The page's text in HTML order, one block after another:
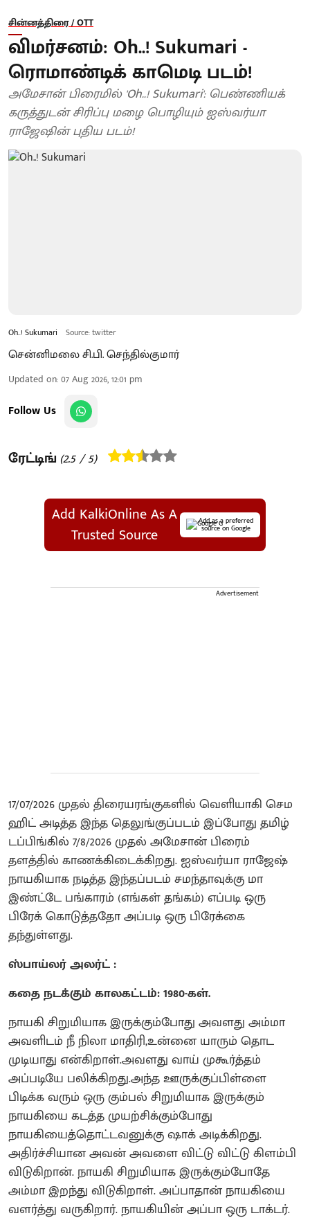
சின்னத்திரை / OTT
விமர்சனம்: Oh..! Sukumari -
ரொமாண்டிக் காமெடி படம்!
அமேசான் பிரைமில் 'Oh..! Sukumari': பெண்ணியக்
கருத்துடன் சிரிப்பு மழை பொழியும் ஐஸ்வர்யா
ராஜேஷின் புதிய படம்!
Oh..! Sukumari Source: twitter
சென்னிமலை சி.பி. செந்தில்குமார்
Updated on:07 Aug 2026, 12:01 pm
Follow Us
ரேட்டிங் (2.5/ 5)
Add KalkiOnline As A
Trusted Source
Add as a preferred
source on Google
Advertisement
17/07/2026 முதல் திரையரங்குகளில் வெளியாகி செம
ஹிட் அடித்த இந்த தெலுங்குப்படம் இப்போது தமிழ்
டப்பிங்கில் 7/8/2026 முதல் அமேசான் பிரைம்
தளத்தில் காணக்கிடைக்கிறது. ஐஸ்வர்யா ராஜேஷ்
நாயகியாக நடித்த இந்தப்படம் சமந்தாவுக்கு மா
இண்ட்டே பங்காரம் (எங்கள் தங்கம்) எப்படி ஒரு
பிரேக் கொடுத்ததோ அப்படி ஒரு பிரேக்கை
தந்துள்ளது.
ஸ்பாய்லர் அலர்ட் :
கதை நடக்கும் காலகட்டம்: 1980-கள்.
நாயகி சிறுமியாக இருக்கும்போது அவளது அம்மா
அவளிடம் நீ நிலா மாதிரி,உன்னை யாரும் தொட
முடியாது என்கிறாள்.அவளது வாய் முகூர்த்தம்
அப்படியே பலிக்கிறது.அந்த ஊருக்குப்பிள்ளை
பிடிக்க வரும் ஒரு கும்பல் சிறுமியாக இருக்கும்
நாயகியை கடத்த முயற்சிக்கும்போது
நாயகியைத்தொட்டவனுக்கு ஷாக் அடிக்கிறது.
அதிர்ச்சியான அவன் அவளை விட்டு விட்டு கிளம்பி
விடுகிறான். நாயகி சிறுமியாக இருக்கும்போதே
அம்மா இறந்து விடுகிறாள். அப்பாதான் நாயகியை
வளர்த்து வருகிறார். நாயகியின் அப்பா ஒரு டாக்டர்.